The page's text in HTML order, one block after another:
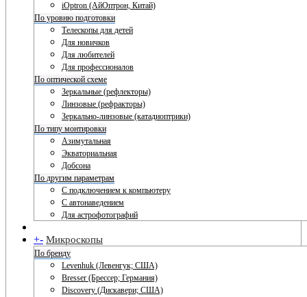
iOptron (АйОптрон, Китай)
По уровню подготовки
Телескопы для детей
Для новичков
Для любителей
Для профессионалов
По оптической схеме
Зеркальные (рефлекторы)
Линзовые (рефракторы)
Зеркально-линзовые (катадиоптрики)
По типу монтировки
Азимутальная
Экваториальная
Добсона
По другим параметрам
С подключением к компьютеру
С автонаведением
Для астрофотографий
+- Микроскопы
По бренду
Levenhuk (Левенгук; США)
Bresser (Брессер; Германия)
Discovery (Дискавери; США)